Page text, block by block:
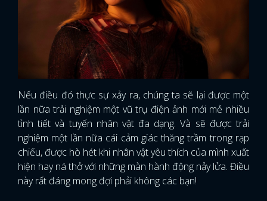
Nếu điều đó thực sự xảy ra, chúng ta sẽ lại được một
lần nữa trải nghiệm một vũ trụ điện ảnh mới mẻ nhiều
tình tiết và tuyến nhân vật đa dạng. Và sẽ được trải
nghiệm một lần nữa cái cảm giác thăng trầm trong rạp
chiếu, được hò hét khi nhân vật yêu thích của mình xuất
hiện hay ná thở với những màn hành động nảy lửa. Điều
này rất đáng mong đợi phải không các bạn!